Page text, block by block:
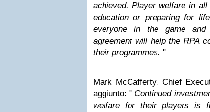
achieved. Player welfare in
education or preparing for
everyone in the game
agreement will help the RPA
their programmes. "
Mark McCafferty, Chief
aggiunto: " Continued
welfare for their players is